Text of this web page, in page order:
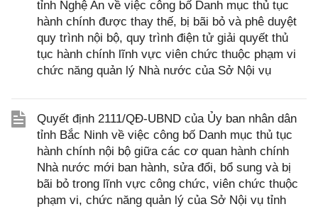
tỉnh Nghệ An về việc công bố Danh mục thủ tục
hành chính được thay thế, bị bãi bỏ và phê duyệt
quy trình nội bộ, quy trình điện tử giải quyết thủ
tục hành chính lĩnh vực viên chức thuộc phạm vi
chức năng quản lý Nhà nước của Sở Nội vụ
Quyết định 2111/QĐ-UBND của Ủy ban nhân dân
tỉnh Bắc Ninh về việc công bố Danh mục thủ tục
hành chính nội bộ giữa các cơ quan hành chính
Nhà nước mới ban hành, sửa đổi, bổ sung và bị
bãi bỏ trong lĩnh vực công chức, viên chức thuộc
phạm vi, chức năng quản lý của Sở Nội vụ tỉnh